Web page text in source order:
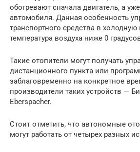
обогревают сначала двигатель, а
автомобиля. Данная особенность
транспортного средства в холодную
температура воздуха ниже 0
Такие отопители могут получать
дистанционного пункта или
заблаговременно на конкретное
производители таких устройств —
Eberspacher.
Стоит отметить, что автономные
могут работать от четырех разных